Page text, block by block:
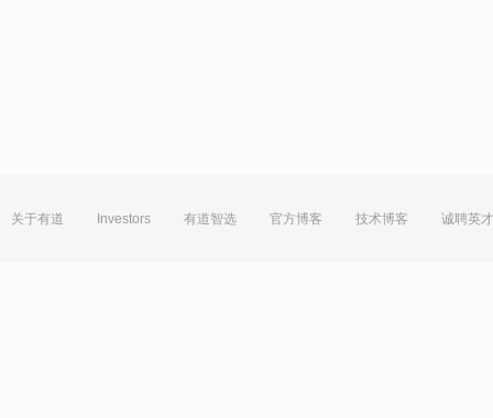
关于有道 Investors 有道智选 官方博客 技术博客 诚聘英才